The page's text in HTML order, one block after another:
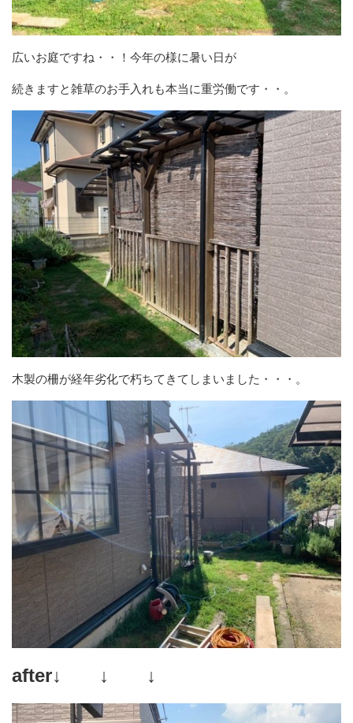
広いお庭ですね・・！今年の様に暑い日が
続きますと雑草のお手入れも本当に重労働です・・。
木製の柵が経年劣化で朽ちてきてしまいました・・・。
after↓ ↓ ↓